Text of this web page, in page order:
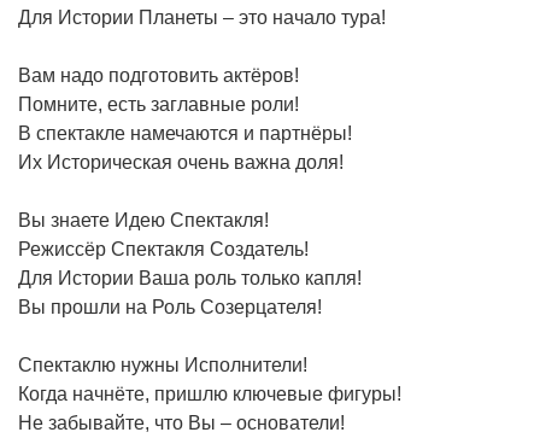
Для Истории Планеты – это начало тура!
Вам надо подготовить актёров!
Помните, есть заглавные роли!
В спектакле намечаются и партнёры!
Их Историческая очень важна доля!
Вы знаете Идею Спектакля!
Режиссёр Спектакля Создатель!
Для Истории Ваша роль только капля!
Вы прошли на Роль Созерцателя!
Спектаклю нужны Исполнители!
Когда начнёте, пришлю ключевые фигуры!
Не забывайте, что Вы – основатели!